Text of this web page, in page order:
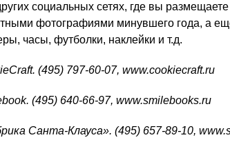
социальных сетях, где вы
фотографиями минувшего года, а
часы, футболки, наклейки и т.д.
(495) 797-60-07, www.cookiecraft.ru
(495) 640-66-97, www.smilebooks.ru
Санта-Клауса». (495) 657-89-10,